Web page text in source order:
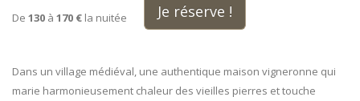
De 130 à 170 € la nuitée Je réserve !
Dans un village médiéval, une authentique maison vigneronne qui
marie harmonieusement chaleur des vieilles pierres et touche